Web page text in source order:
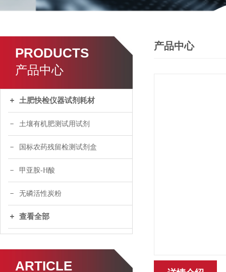
PRODUCTS
产品中心
土肥快检仪器试剂耗材
土壤有机肥测试用试剂
国标农药残留检测试剂盒
甲亚胺-H酸
无磷活性炭粉
查看全部
ARTICLE
产品中心